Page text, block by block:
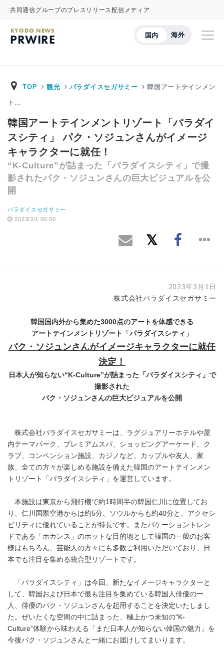
共同通信グループのプレスリリース配信メディア
国内 海外
KYODO NEWS
PRWIRE
TOP 観光 パラダイスセガサミー 韓国アートテインメン
ト…
韓国アートテインメントリゾート「パラダイ
スシティ」 パク・ソジュンさんがイメージ
キャラクターに就任！
“K-Culture”が詰まった「パラダイスシティ」で撮
影されたパク・ソジュンさんの巨大ビジュアルを公
開
パラダイスセガサミー
2023/3/1 00:00
2023年3月1日
株式会社パラダイスセガサミー
韓国国内外から集めた3000点のアートを体感できる
アートテインメントリゾート「パラダイスシティ」
パク・ソジュンさんがイメージキャラクターに就任
決定！
日本人が知らない“K-Culture”が詰まった「パラダイスシティ」で
撮影された
パク・ソジュンさんの巨大ビジュアルを公開
株式会社パラダイスセガサミーは、ラグジュアリーホテルや屋
内テーマパーク、プレミアムスパ、ショッピングアーケード、ク
ラブ、コンベンション施設、カジノなど、カップルや友人、家
族、全ての方々が楽しめる施設を備えた韓国のアートテインメン
トリゾート「パラダイスシティ」を運営しています。
本施設は東京から飛行機で約1時間半の韓国仁川に位置してお
り、仁川国際空港からは約5分、ソウルからも約40分と、アクセシ
ビリティに優れていることが特長です。またバケーショントレン
ドである「ホカンス」のホットな目的地として韓国の一般のお客
様はもちろん、芸能人の方々にも多数ご利用いただいており、日
本でも注目を集める統合型リゾートです。
「パラダイスシティ」は今回、新たなイメージキャラクターと
して、韓国および日本で最も注目を集めている韓国人俳優の一
人、俳優のパク・ソジュンさんを起用することを決定いたしまし
た。ぜいたくな空間の中に詰まった、極上かつ未知の“K-
Culture”体験から味わえる「まだ日本人が知らない韓国の魅力」を
今後パク・ソジュンさんと一緒にお届けしてまいります。